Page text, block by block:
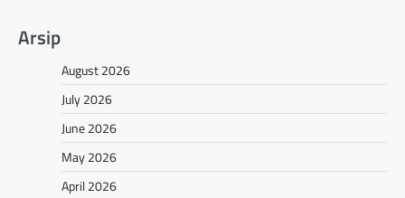
Arsip
August 2026
July 2026
June 2026
May 2026
April 2026